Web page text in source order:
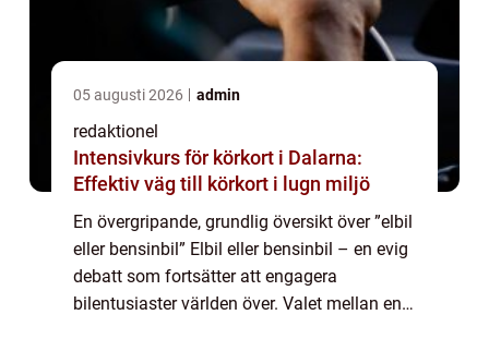
05 augusti 2026 admin
redaktionel
Intensivkurs för körkort i Dalarna:
Effektiv väg till körkort i lugn miljö
En övergripande, grundlig översikt över ”elbil
eller bensinbil” Elbil eller bensinbil – en evig
debatt som fortsätter att engagera
bilentusiaster världen över. Valet mellan en